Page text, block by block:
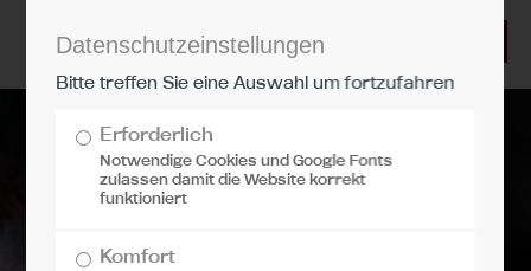
LOGIN
Datenschutzeinstellungen
Bitte treffen Sie eine Auswahl um fortzufahren
Erforderlich
Notwendige Cookies und Google Fonts
zulassen damit die Website korrekt
funktioniert
Komfort